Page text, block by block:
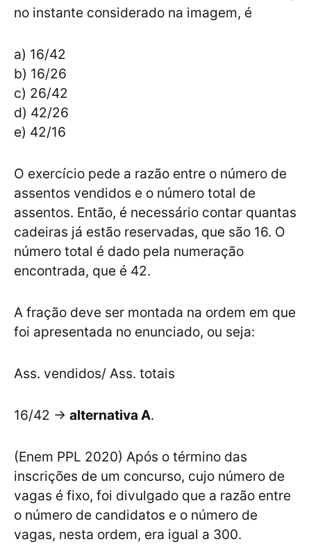
no instante considerado na imagem, é
a) 16/42
b) 16/26
c) 26/42
d) 42/26
e) 42/16
O exercício pede a razão entre o número de
assentos vendidos e o número total de
assentos. Então, é necessário contar quantas
cadeiras já estão reservadas, que são 16. O
número total é dado pela numeração
encontrada, que é 42.
A fração deve ser montada na ordem em que
foi apresentada no enunciado, ou seja:
Ass. vendidos/ Ass. totais
16/42 → alternativa A.
(Enem PPL 2020) Após o término das
inscrições de um concurso, cujo número de
vagas é fixo, foi divulgado que a razão entre
o número de candidatos e o número de
vagas, nesta ordem, era igual a 300.